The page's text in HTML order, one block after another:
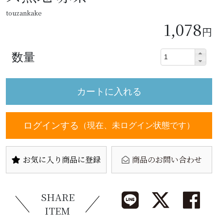
touzankake
1,078円
数量
ログインする （現在、未ログイン状態です）
お気に入り商品に登録 商品のお問い合わせ
SHARE
ITEM